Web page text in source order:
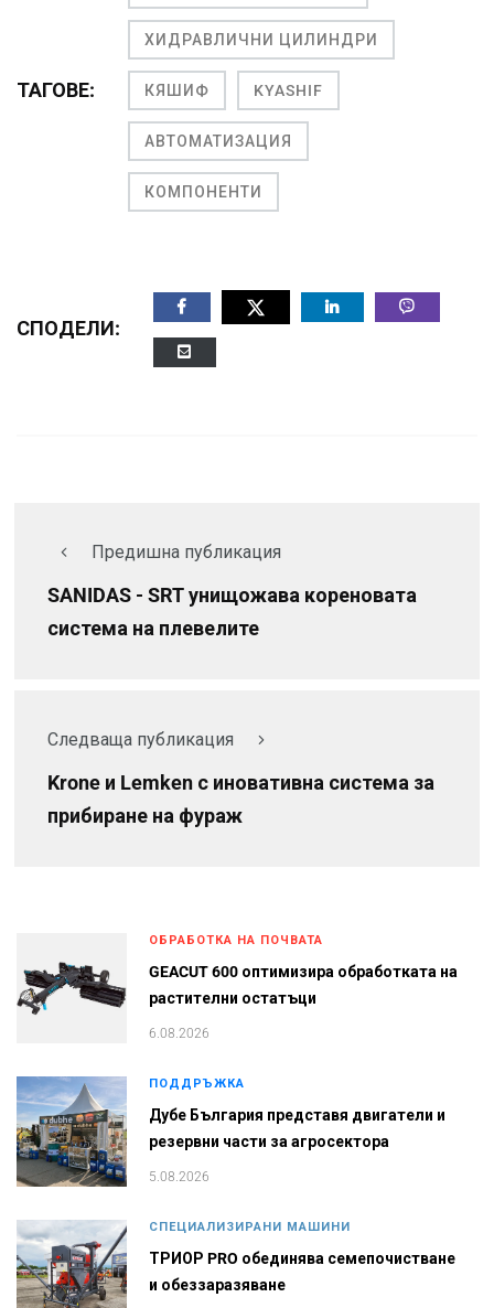
ТАГОВЕ:
ХИДРАВЛИЧНИ ЦИЛИНДРИ
КЯШИФ KYASHIF
АВТОМАТИЗАЦИЯ
КОМПОНЕНТИ
СПОДЕЛИ:
Предишна публикация
SANIDAS - SRT унищожава кореновата
система на плевелите
Следваща публикация
Krone и Lemken с иновативна система за
прибиране на фураж
ОБРАБОТКА НА ПОЧВАТА
GEACUT 600 оптимизира обработката на
растителни остатъци
6.08.2026
ПОДДРЪЖКА
Дубе България представя двигатели и
резервни части за агросектора
5.08.2026
СПЕЦИАЛИЗИРАНИ МАШИНИ
ТРИОР PRO обединява семепочистване
и обеззаразяване